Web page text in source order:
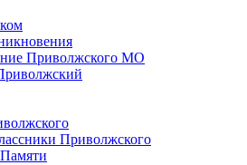
Приволжского МО
Приволжского